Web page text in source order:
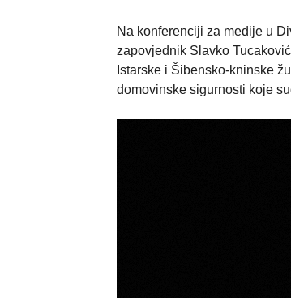
Na konferenciji za medije u
zapovjednik Slavko
Istarske i Šibensko-kninske
domovinske sigurnosti koje